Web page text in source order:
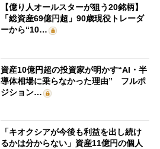
【億り人オールスターが狙う20銘柄】
「総資産69億円超」90歳現役トレーダ
ーから“10…
資産10億円超の投資家が明かす“AI・半
導体相場に乗らなかった理由” フルポ
ジション…
「キオクシアが今後も利益を出し続け
るかは分からない」資産11億円の個人